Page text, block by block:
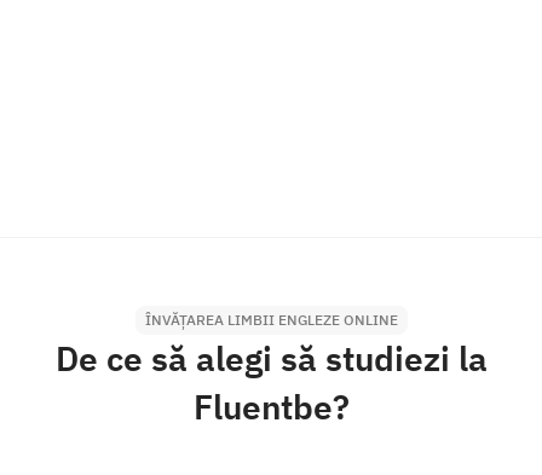
ÎNVĂȚAREA LIMBII ENGLEZE ONLINE
De ce să alegi să studiezi la
Fluentbe?